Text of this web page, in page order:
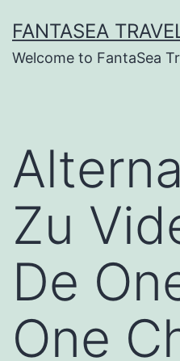
to
content
FANTASEA
Welcome to FantaSea
Zu
De
One